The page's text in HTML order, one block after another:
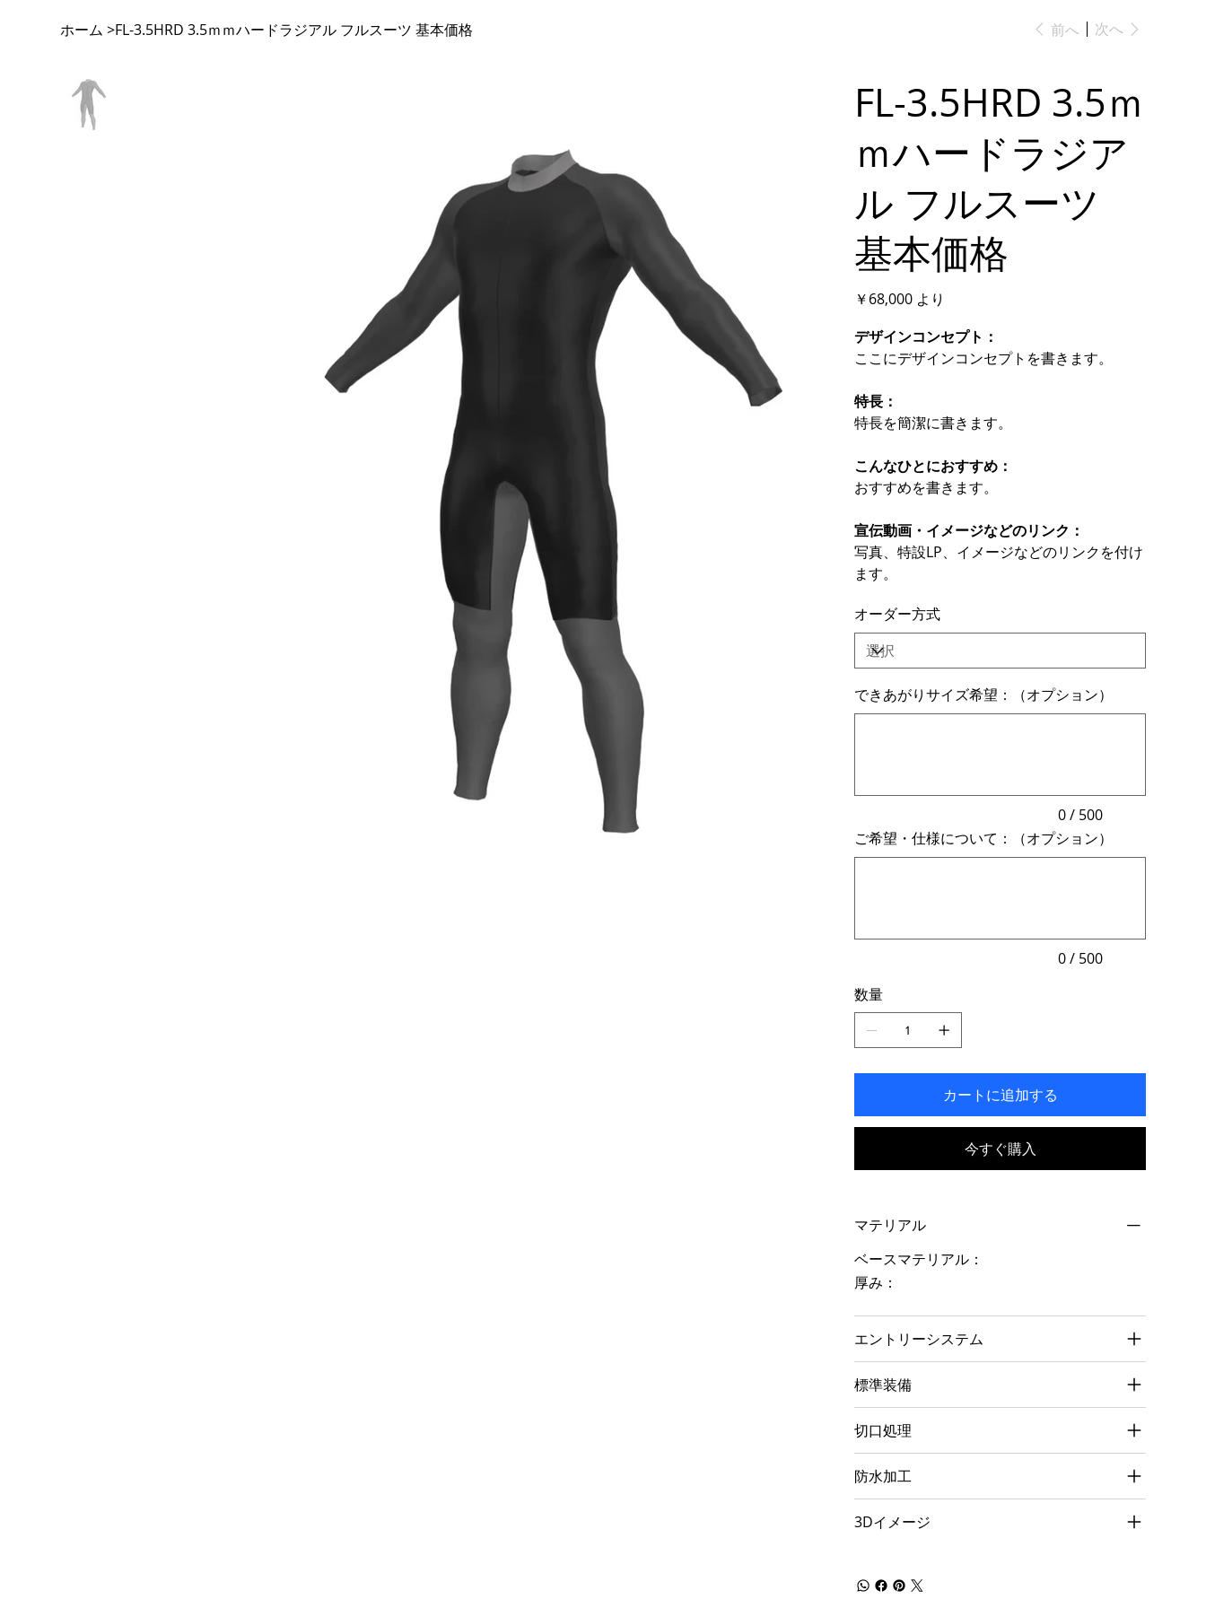
ホーム >FL-3.5HRD 3.5ｍｍハードラジアル フルスーツ 基本価格 前へ 次へ
FL-3.5HRD 3.5ｍ
ｍハードラジア
ル フルスーツ
基本価格
価
格
￥68,000 より
デザインコンセプト：
ここにデザインコンセプトを書きます。
特長：
特長を簡潔に書きます。
こんなひとにおすすめ：
おすすめを書きます。
宣伝動画・イメージなどのリンク：
写真、特設LP、イメージなどのリンクを付け
ます。
オーダー方式
できあがりサイズ希望：（オプション）
入
き
ま
す。
0 / 500
ご希望・仕様について：（オプション）
入
ま
す。
0 / 500
数量
カートに追加する
今すぐ購入
マテリアル
ベースマテリアル：
厚み：
エントリーシステム
標準装備
切口処理
防水加工
3Dイメージ